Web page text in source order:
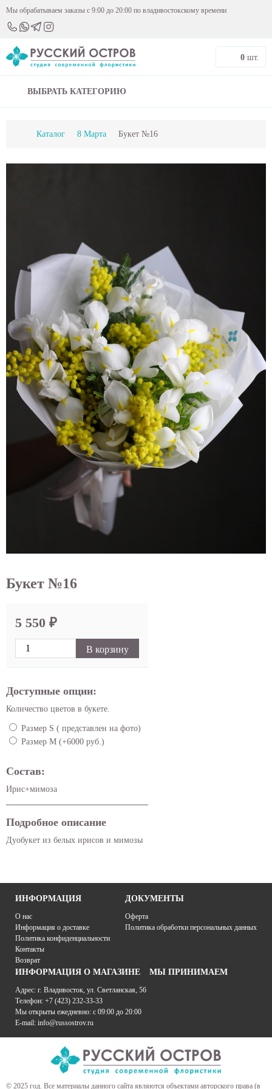
Мы обрабатываем заказы с 9:00 до 20:00 по владивостокскому времени
0 шт.
ВЫБРАТЬ КАТЕГОРИЮ
Каталог 8 Марта Букет №16
Букет №16
5 550 ₽
В корзину
Доступные опции:
Количество цветов в букете.
Размер S ( представлен на фото)
Размер М (+6000 руб.)
Состав:
Ирис+мимоза
Подробное описание
Дуобукет из белых ирисов и мимозы
ИНФОРМАЦИЯ
O нас
Информация о доставке
Политика конфиденциальности
Контакты
Возврат
ДОКУМЕНТЫ
Оферта
Политика обработки персональных данных
ИНФОРМАЦИЯ О МАГАЗИНЕ
Адрес: г. Владивосток, ул. Светланская, 56
Телефон: +7 (423) 232-33-33
Мы открыты ежедневно: с 09:00 до 20:00
E-mail: info@russostrov.ru
МЫ ПРИНИМАЕМ
© 2025 год. Все материалы данного сайта являются объектами авторского права (в